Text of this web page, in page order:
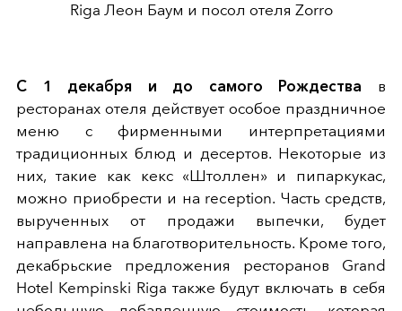
Riga Леон Баум и посол отеля Zorro
С 1 декабря и до самого Рождества в
ресторанах отеля действует особое праздничное
меню с фирменными интерпретациями
традиционных блюд и десертов. Некоторые из
них, такие как кекс «Штоллен» и пипаркукас,
можно приобрести и на reception. Часть средств,
вырученных от продажи выпечки, будет
направлена на благотворительность. Кроме того,
декабрьские предложения ресторанов Grand
Hotel Kempinski Riga также будут включать в себя